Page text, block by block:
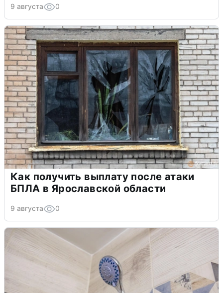
9 августа 0
Как получить выплату после атаки
БПЛА в Ярославской области
9 августа 0